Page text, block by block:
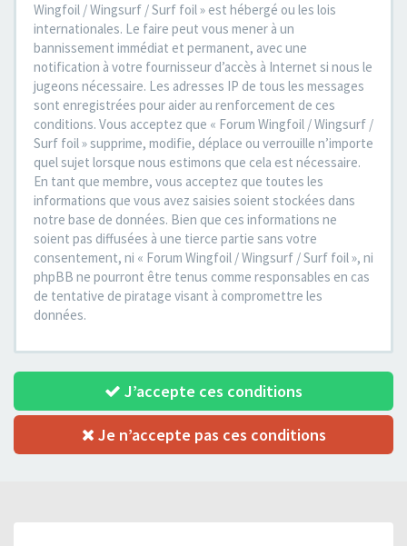
Wingfoil / Wingsurf / Surf foil » est hébergé ou les lois
internationales. Le faire peut vous mener à un
bannissement immédiat et permanent, avec une
notification à votre fournisseur d’accès à Internet si nous le
jugeons nécessaire. Les adresses IP de tous les messages
sont enregistrées pour aider au renforcement de ces
conditions. Vous acceptez que « Forum Wingfoil / Wingsurf /
Surf foil » supprime, modifie, déplace ou verrouille n’importe
quel sujet lorsque nous estimons que cela est nécessaire.
En tant que membre, vous acceptez que toutes les
informations que vous avez saisies soient stockées dans
notre base de données. Bien que ces informations ne
soient pas diffusées à une tierce partie sans votre
consentement, ni « Forum Wingfoil / Wingsurf / Surf foil », ni
phpBB ne pourront être tenus comme responsables en cas
de tentative de piratage visant à compromettre les
données.
J’accepte ces conditions
Je n’accepte pas ces conditions